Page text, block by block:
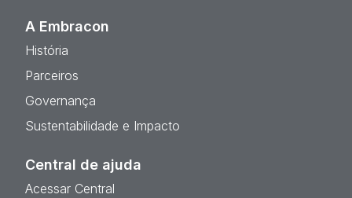
A Embracon
História
Parceiros
Governança
Sustentabilidade e Impacto
Central de ajuda
Acessar Central